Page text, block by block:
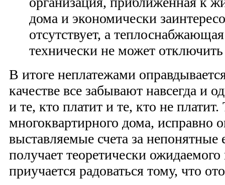
дома и экономически
отсутствует, а
технически не может
В итоге неплатежами
качестве все забывают навсегда и
и те, кто платит и те, кто не
многоквартирного дома, исправно
выставляемые счета за
получает теоретически
приучается радоваться тому, что